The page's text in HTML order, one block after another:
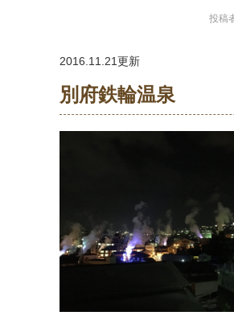
投稿
2016.11.21更新
別府鉄輪温泉